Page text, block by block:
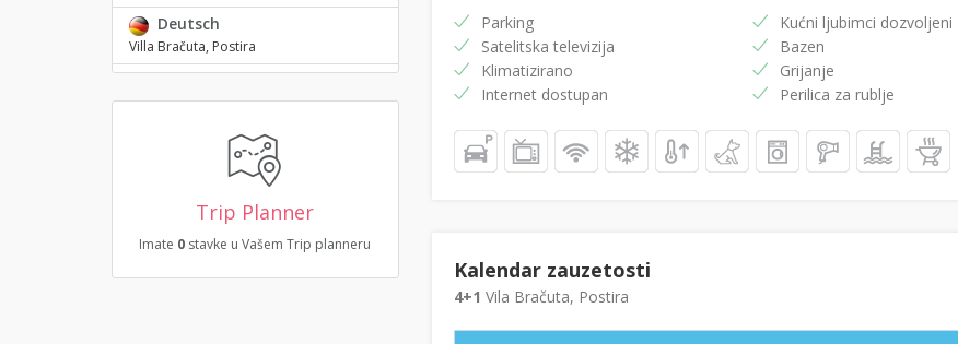
Deutsch
Villa Bračuta, Postira
Trip Planner
Imate 0 stavke u Vašem Trip planneru
Parking
Satelitska televizija
Klimatizirano
Internet dostupan
Kućni ljubimci dozvoljeni
Bazen
Grijanje
Perilica za rublje
Kalendar zauzetosti
4+1 Vila Bračuta, Postira